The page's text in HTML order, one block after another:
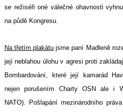
se režiséři oné válečné ohavnosti
na půdě Kongresu.
Na třetím plakátu jsme paní Madleně
její neblahou úlohu v agresi proti
Bombardování, které její kamarád
nejen porušením Charty OSN ale i
NATO). Pošlapání mezinárodního